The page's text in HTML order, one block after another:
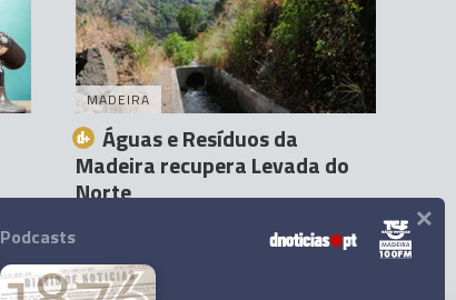
MADEIRA
Águas e Resíduos da
Madeira recupera Levada do
Norte
29 Out 12:30
Podcasts ×